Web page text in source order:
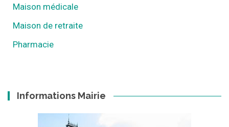
Maison médicale
Maison de retraite
Pharmacie
Informations Mairie